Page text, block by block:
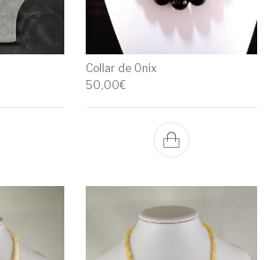
Collar de Onix
50,00€